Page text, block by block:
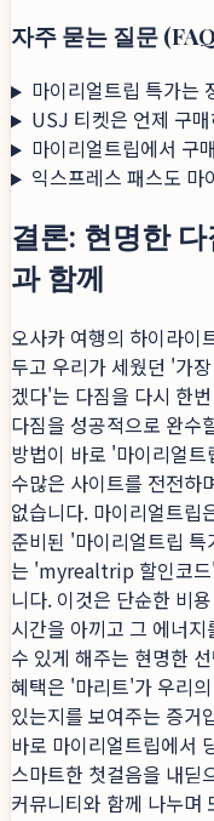
자주 묻는 질문
마이리얼트립 특가는
USJ 티켓은 언제 구
마이리얼트립에서 구
익스프레스 패스도 마
결론: 현명한
과 함께
오사카 여행의 하이라이
두고 우리가 세웠던 '가
겠다'는 다짐을 다시 한
다짐을 성공적으로 완수
방법이 바로 '마이리얼
수많은 사이트를 전전하
없습니다. 마이리얼트립
준비된 '마이리얼트립
는 'myrealtrip 할인코드'
니다. 이것은 단순한 비
시간을 아끼고 그 에너
수 있게 해주는 현명한
혜택은 '마리트'가 우리
있는지를 보여주는 증거
바로 마이리얼트립에서
스마트한 첫걸음을 내딛
커뮤니티와 함께 나누며